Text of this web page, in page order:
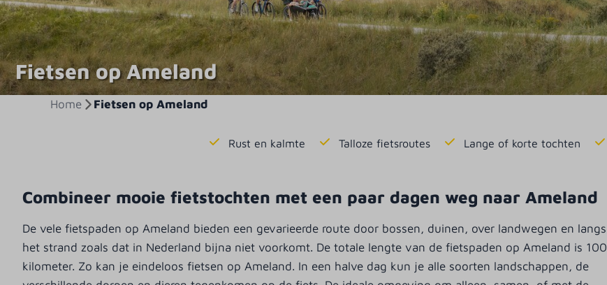
Fietsen op Ameland
Home Fietsen op Ameland
Rust en kalmte Talloze fietsroutes Lange of korte tochten
Combineer mooie fietstochten met een paar dagen weg naar Ameland
De vele fietspaden op Ameland bieden een gevarieerde route door bossen, duinen, over landwegen en langs
het strand zoals dat in Nederland bijna niet voorkomt. De totale lengte van de fietspaden op Ameland is 100
kilometer. Zo kan je eindeloos fietsen op Ameland. In een halve dag kun je alle soorten landschappen, de